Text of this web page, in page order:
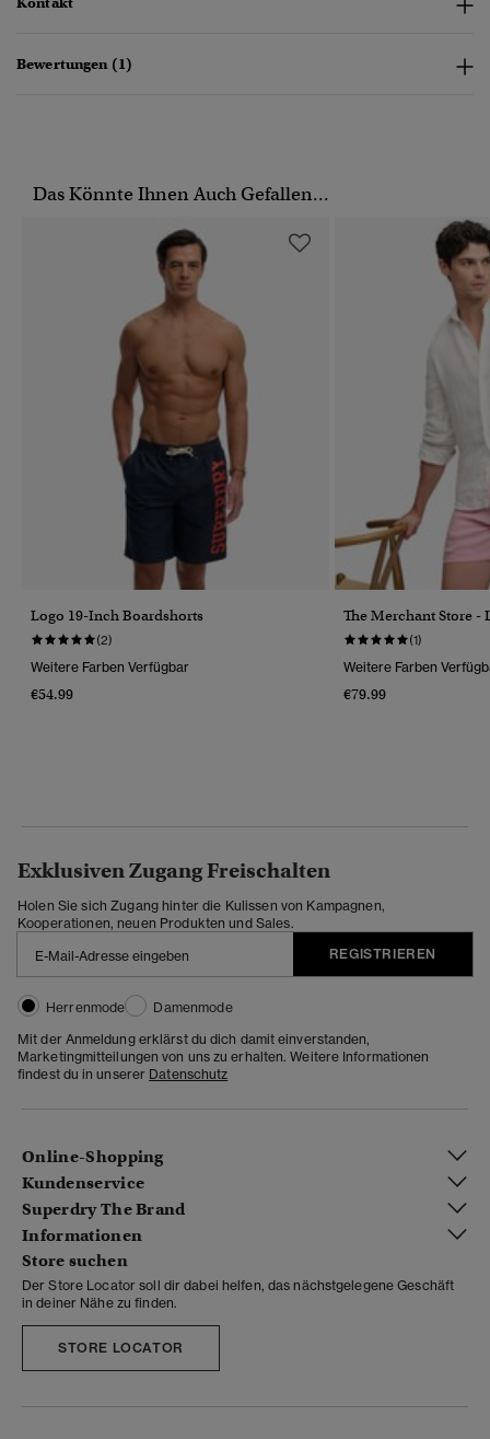
Bewertungen (1)
Das Könnte Ihnen Auch Gefallen...
Logo 19-Inch Boardshorts
(2)
Weitere Farben Verfügbar
€54.99
The Merchant Store -
(1)
Weitere Farben
€79.99
Exklusiven Zugang Freischalten
Holen Sie sich Zugang hinter die Kulissen von Kampagnen,
Kooperationen, neuen Produkten und Sales.
REGISTRIEREN
Herrenmode
Damenmode
Mit der Anmeldung erklärst du dich damit einverstanden,
Marketingmitteilungen von uns zu erhalten. Weitere Informationen
findest du in unserer Datenschutz
Online-Shopping
Kundenservice
Superdry The Brand
Informationen
Store suchen
Der Store Locator soll dir dabei helfen, das nächstgelegene Geschäft
in deiner Nähe zu finden.
STORE LOCATOR